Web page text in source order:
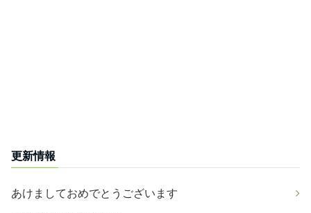
更新情報
あけましておめでとうございます